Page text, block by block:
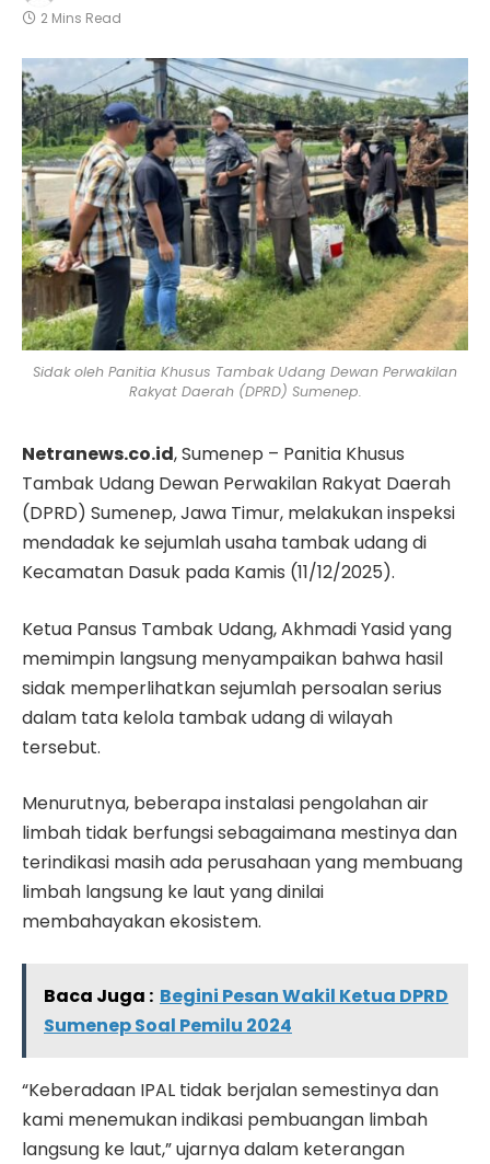
2 Mins Read
Sidak oleh Panitia Khusus Tambak Udang Dewan Perwakilan
Rakyat Daerah (DPRD) Sumenep.
Netranews.co.id, Sumenep – Panitia Khusus
Tambak Udang Dewan Perwakilan Rakyat Daerah
(DPRD) Sumenep, Jawa Timur, melakukan inspeksi
mendadak ke sejumlah usaha tambak udang di
Kecamatan Dasuk pada Kamis (11/12/2025).
Ketua Pansus Tambak Udang, Akhmadi Yasid yang
memimpin langsung menyampaikan bahwa hasil
sidak memperlihatkan sejumlah persoalan serius
dalam tata kelola tambak udang di wilayah
tersebut.
Menurutnya, beberapa instalasi pengolahan air
limbah tidak berfungsi sebagaimana mestinya dan
terindikasi masih ada perusahaan yang membuang
limbah langsung ke laut yang dinilai
membahayakan ekosistem.
Baca Juga : Begini Pesan Wakil Ketua DPRD
Sumenep Soal Pemilu 2024
“Keberadaan IPAL tidak berjalan semestinya dan
kami menemukan indikasi pembuangan limbah
langsung ke laut,” ujarnya dalam keterangan